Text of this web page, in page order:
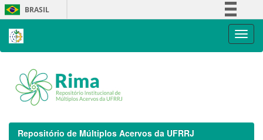
Skip
navigation
BRASIL
Repositório de Múltiplos Acervos da UFRRJ